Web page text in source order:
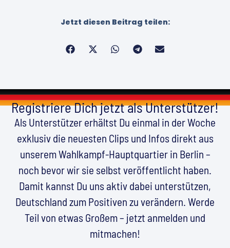
Jetzt diesen Beitrag teilen:
Registriere Dich jetzt als Unterstützer!
Als Unterstützer erhältst Du einmal in der Woche
exklusiv die neuesten Clips und Infos direkt aus
unserem Wahlkampf-Hauptquartier in Berlin –
noch bevor wir sie selbst veröffentlicht haben.
Damit kannst Du uns aktiv dabei unterstützen,
Deutschland zum Positiven zu verändern. Werde
Teil von etwas Großem – jetzt anmelden und
mitmachen!